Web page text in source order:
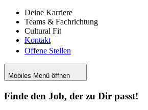
Deine Karriere
Teams & Fachrichtung
Cultural Fit
Kontakt
Offene Stellen
Mobiles Menü öffnen
Finde den Job, der zu Dir passt!